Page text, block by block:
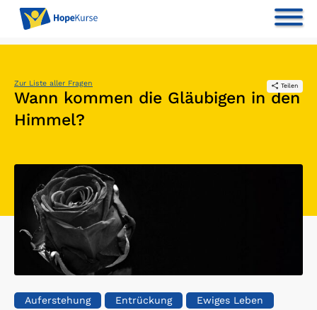
Zur Liste aller Fragen Teilen
Wann kommen die Gläubigen in den
Himmel?
Auferstehung Entrückung
Ewiges Leben